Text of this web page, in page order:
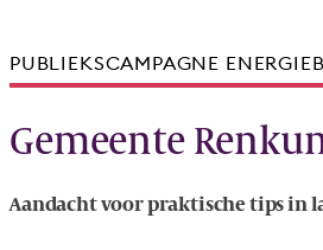
PUBLIEKSCAMPAGNE
Gemeente
Aandacht voor praktische tips in